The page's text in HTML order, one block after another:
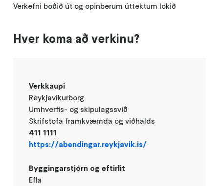
Verkefni boðið út og opinberum úttektum lokið
Hver koma að verkinu?
Verkkaupi
Reykjavíkurborg
Umhverfis- og skipulagssvið
Skrifstofa framkvæmda og viðhalds
411 1111
https://abendingar.reykjavik.is/
Byggingarstjórn og eftirlit
Efla